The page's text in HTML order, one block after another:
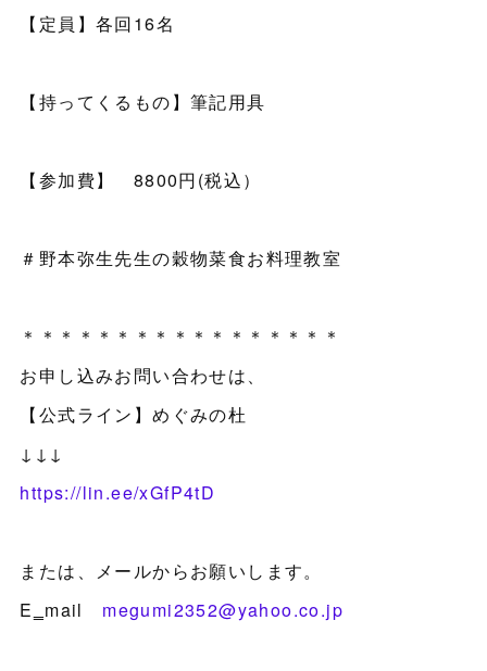
【定員】各回16名
【持ってくるもの】筆記用具
【参加費】 8800円(税込）
＃野本弥生先生の穀物菜食お料理教室
＊＊＊＊＊＊＊＊＊＊＊＊＊＊＊＊＊
お申し込みお問い合わせは、
【公式ライン】めぐみの杜
↓↓↓
https://lin.ee/xGfP4tD
または、メールからお願いします。
E‗mail megumi2352@yahoo.co.jp